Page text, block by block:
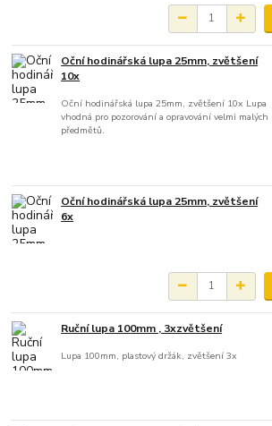
Oční hodinářská lupa 25mm, zvětšení
10x
Oční hodinářská lupa 25mm, zvětšení 10x Lupa
vhodná pro pozorování a opravování velmi malých
předmětů.
Oční hodinářská lupa 25mm, zvětšení
6x
Ruční lupa 100mm , 3xzvětšení
Lupa 100mm, plastový držák, zvětšení 3x